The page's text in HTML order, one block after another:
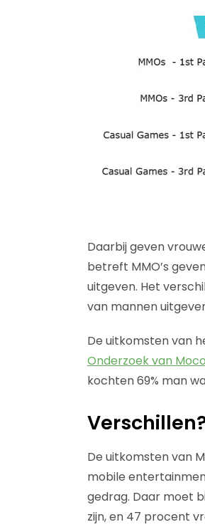
Daarbij geven
betreft MMO’s
uitgeven. Het
van mannen
De uitkomsten van
Onderzoek van
kochten 69% man
De uitkomsten van
mobile
gedrag. Daar moet
zijn, en 47 procent